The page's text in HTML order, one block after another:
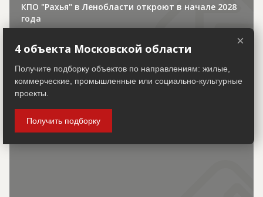
КПО "Рахья" в Ленобласти откроют в начале 2028
года
×
4 объекта Московской области
Получите подборку объектов по направлениям: жилые,
коммерческие, промышленные или социально-культурные
проекты.
Получить подборку